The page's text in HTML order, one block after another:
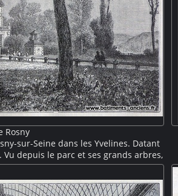
Rosny
sur-Seine dans les Yvelines. Datant
Vu depuis le parc et ses grands arbres,
par avant-corps surmonté d'une
cheminées et ses bossages sont